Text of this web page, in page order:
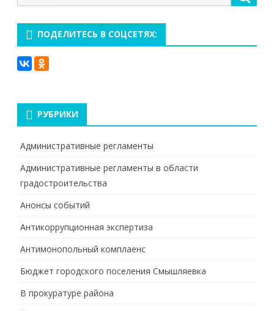
для:
ПОДЕЛИТЕСЬ В СОЦСЕТЯХ:
РУБРИКИ
Административные регламенты
Административные регламенты в области
градостроительства
Анонсы событий
Антикоррупционная экспертиза
Антимонопольный комплаенс
Бюджет городского поселения Смышляевка
В прокуратуре района